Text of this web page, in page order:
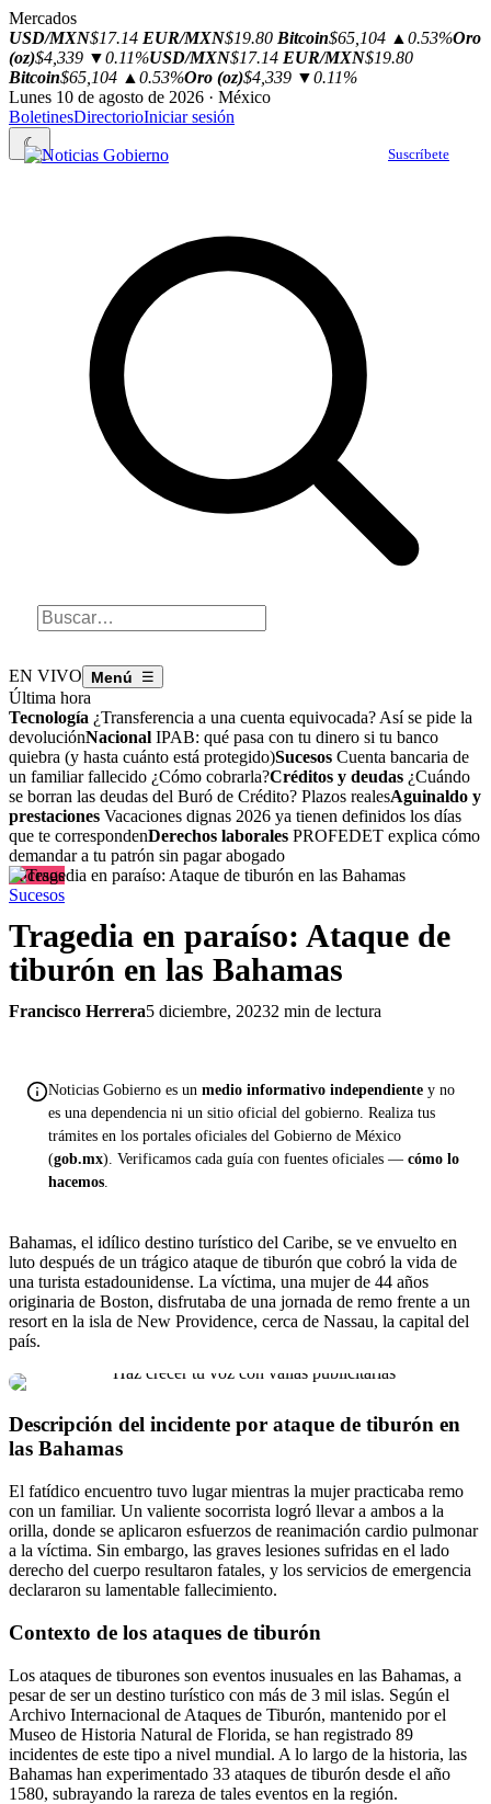
Mercados
USD/MXN$17.14 EUR/MXN$19.80 Bitcoin$65,104 ▲0.53%Oro
(oz)$4,339 ▼0.11%USD/MXN$17.14 EUR/MXN$19.80
Bitcoin$65,104 ▲0.53%Oro (oz)$4,339 ▼0.11%
Lunes 10 de agosto de 2026 · México
BoletinesDirectorioIniciar sesión
☾
Suscríbete
EN VIVO ☰
Última hora
Tecnología ¿Transferencia a una cuenta equivocada? Así se pide la
devoluciónNacional IPAB: qué pasa con tu dinero si tu banco
quiebra (y hasta cuánto está protegido)Sucesos Cuenta bancaria de
un familiar fallecido ¿Cómo cobrarla?Créditos y deudas ¿Cuándo
se borran las deudas del Buró de Crédito? Plazos realesAguinaldo y
prestaciones Vacaciones dignas 2026 ya tienen definidos los días
que te correspondenDerechos laborales PROFEDET explica cómo
demandar a tu patrón sin pagar abogado
Sucesos
Sucesos
Tragedia en paraíso: Ataque de
tiburón en las Bahamas
Francisco Herrera5 diciembre, 20232 min de lectura
Noticias Gobierno es un medio informativo independiente y no
es una dependencia ni un sitio oficial del gobierno. Realiza tus
trámites en los portales oficiales del Gobierno de México
(gob.mx). Verificamos cada guía con fuentes oficiales — cómo lo
hacemos.
Bahamas, el idílico destino turístico del Caribe, se ve envuelto en
luto después de un trágico ataque de tiburón que cobró la vida de
una turista estadounidense. La víctima, una mujer de 44 años
originaria de Boston, disfrutaba de una jornada de remo frente a un
resort en la isla de New Providence, cerca de Nassau, la capital del
país.
Descripción del incidente por ataque de tiburón en
las Bahamas
El fatídico encuentro tuvo lugar mientras la mujer practicaba remo
con un familiar. Un valiente socorrista logró llevar a ambos a la
orilla, donde se aplicaron esfuerzos de reanimación cardio pulmonar
a la víctima. Sin embargo, las graves lesiones sufridas en el lado
derecho del cuerpo resultaron fatales, y los servicios de emergencia
declararon su lamentable fallecimiento.
Contexto de los ataques de tiburón
Los ataques de tiburones son eventos inusuales en las Bahamas, a
pesar de ser un destino turístico con más de 3 mil islas. Según el
Archivo Internacional de Ataques de Tiburón, mantenido por el
Museo de Historia Natural de Florida, se han registrado 89
incidentes de este tipo a nivel mundial. A lo largo de la historia, las
Bahamas han experimentado 33 ataques de tiburón desde el año
1580, subrayando la rareza de tales eventos en la región.